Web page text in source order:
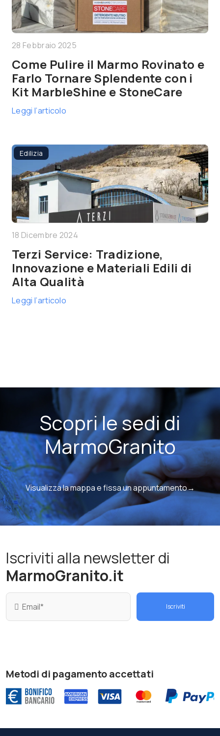
28 Febbraio 2025
Come Pulire il Marmo Rovinato e
Farlo Tornare Splendente con i
Kit MarbleShine e StoneCare
Leggi l’articolo
Edilizia
18 Dicembre 2024
Terzi Service: Tradizione,
Innovazione e Materiali Edili di
Alta Qualità
Leggi l’articolo
Scopri le sedi di
MarmoGranito
Visualizza la mappa e fissa un appuntamento→
Iscriviti alla newsletter di
MarmoGranito.it
Iscriviti
Metodi di pagamento accettati